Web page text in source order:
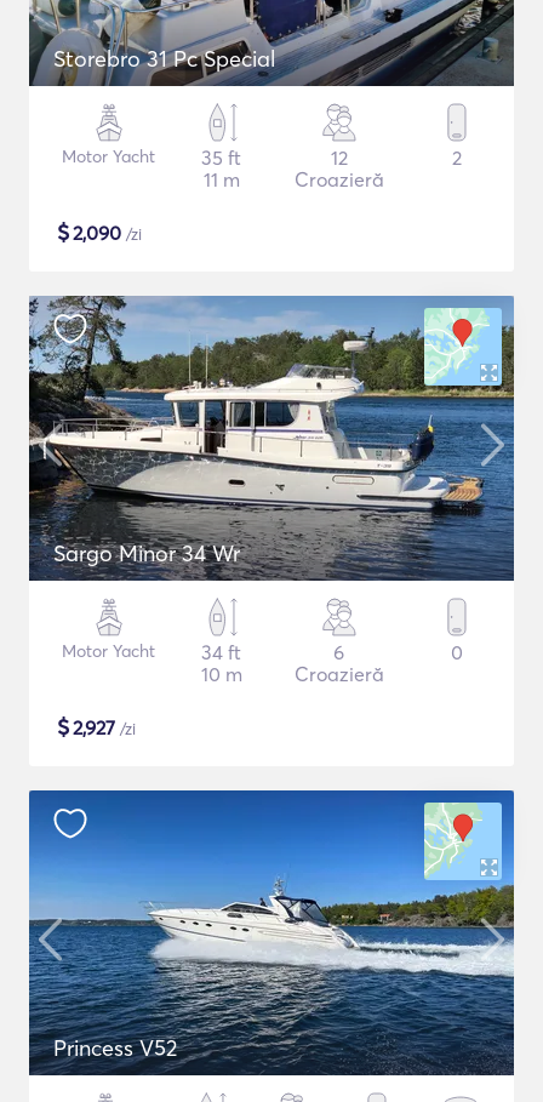
Storebro 31 Pc Special
Motor Yacht
35 ft
11 m
12
Croazieră
2
$2,090 /zi
Sargo Minor 34 Wr
Motor Yacht
34 ft
10 m
6
Croazieră
0
$2,927 /zi
Princess V52